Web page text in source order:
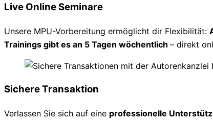
Live Online Seminare
Unsere MPU-Vorbereitung ermöglicht dir Flexibilität:
Trainings gibt es an 5 Tagen wöchentlich – direkt
Sichere Transaktion
Verlassen Sie sich auf eine professionelle